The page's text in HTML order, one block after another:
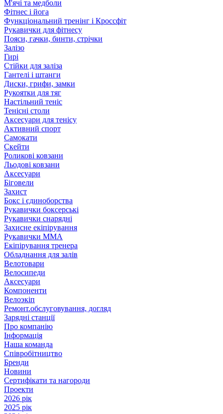
М'ячі та медболи
Фітнес і йога
Функціональний тренінг і Кроссфіт
Рукавички для фітнесу
Пояси, гачки, бинти, стрічки
Залізо
Гирі
Стійки для заліза
Гантелі і штанги
Диски, грифи, замки
Рукоятки для тяг
Настільний теніс
Тенісні столи
Аксесуари для тенісу
Активний спорт
Самокати
Скейти
Роликові ковзани
Льодові ковзани
Аксесуари
Біговели
Захист
Бокс і єдиноборства
Рукавички боксерські
Рукавички снарядні
Захисне екіпірування
Рукавички ММА
Екіпірування тренера
Обладнання для залів
Велотовари
Велосипеди
Аксесуари
Компоненти
Велоэкіп
Ремонт.обслуговування, догляд
Зарядні станції
Про компанію
Інформація
Наша команда
Співробітництво
Бренди
Новини
Сертифікати та нагороди
Проекти
2026 рік
2025 рік